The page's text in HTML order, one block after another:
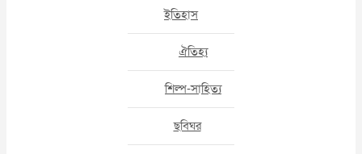
ইতিহাস
ঐতিহ্য
শিল্প-সাহিত্য
ছবিঘর